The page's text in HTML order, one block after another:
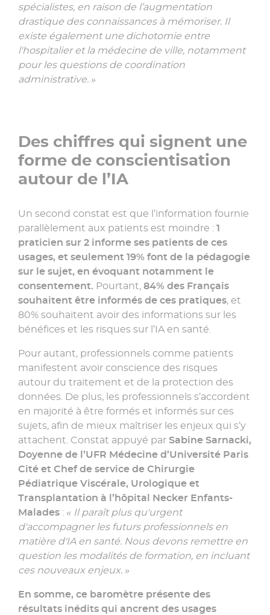
spécialistes, en raison de l’augmentation
drastique des connaissances à mémoriser. Il
existe également une dichotomie entre
l'hospitalier et la médecine de ville, notamment
pour les questions de coordination
administrative. »
Des chiffres qui signent une
forme de conscientisation
autour de l’IA
Un second constat est que l’information fournie
parallèlement aux patients est moindre : 1
praticien sur 2 informe ses patients de ces
usages, et seulement 19% font de la pédagogie
sur le sujet, en évoquant notamment le
consentement. Pourtant, 84% des Français
souhaitent être informés de ces pratiques, et
80% souhaitent avoir des informations sur les
bénéfices et les risques sur l’IA en santé.
Pour autant, professionnels comme patients
manifestent avoir conscience des risques
autour du traitement et de la protection des
données. De plus, les professionnels s’accordent
en majorité à être formés et informés sur ces
sujets, afin de mieux maîtriser les enjeux qui s’y
attachent. Constat appuyé par Sabine Sarnacki,
Doyenne de l’UFR Médecine d’Université Paris
Cité et Chef de service de Chirurgie
Pédiatrique Viscérale, Urologique et
Transplantation à l’hôpital Necker Enfants-
Malades : « Il paraît plus qu'urgent
d'accompagner les futurs professionnels en
matière d'IA en santé. Nous devons remettre en
question les modalités de formation, en incluant
ces nouveaux enjeux. »
En somme, ce baromètre présente des
résultats inédits qui ancrent des usages